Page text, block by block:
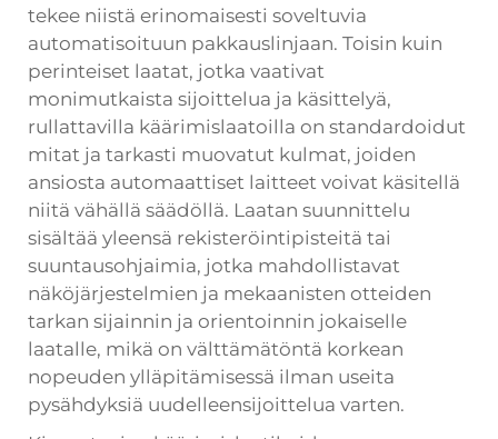
tekee niistä erinomaisesti soveltuvia
automatisoituun pakkauslinjaan. Toisin kuin
perinteiset laatat, jotka vaativat
monimutkaista sijoittelua ja käsittelyä,
rullattavilla käärimislaatoilla on standardoidut
mitat ja tarkasti muovatut kulmat, joiden
ansiosta automaattiset laitteet voivat käsitellä
niitä vähällä säädöllä. Laatan suunnittelu
sisältää yleensä rekisteröintipisteitä tai
suuntausohjaimia, jotka mahdollistavat
näköjärjestelmien ja mekaanisten otteiden
tarkan sijainnin ja orientoinnin jokaiselle
laatalle, mikä on välttämätöntä korkean
nopeuden ylläpitämisessä ilman useita
pysähdyksiä uudelleensijoittelua varten.